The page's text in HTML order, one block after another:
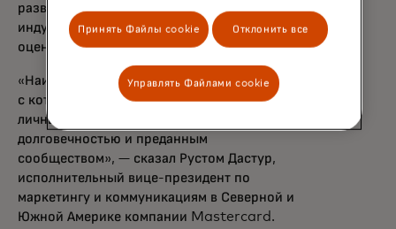
развитию бизнес-хватки и поддержке
индустрии, которая в 2022 году уже была
оценена как 104 миллиарда долларов.
«Наиболее влиятельные создатели контента,
с которыми мы работаем, создали сильные
личные бренды, обладающие авторитетом,
долговечностью и преданным
сообществом», — сказал Рустом Дастур,
исполнительный вице-президент по
маркетингу и коммуникациям в Северной и
Южной Америке компании Mastercard.
Принять Файлы cookie Отклонить все
Управлять Файлами cookie